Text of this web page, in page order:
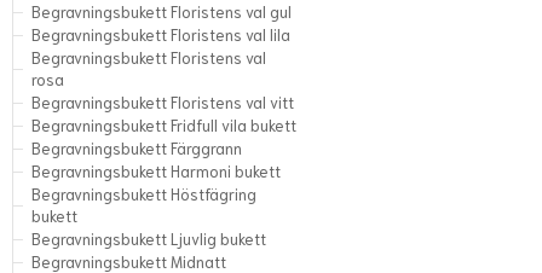
Begravningsbukett Floristens val gul
Begravningsbukett Floristens val lila
Begravningsbukett Floristens val
rosa
Begravningsbukett Floristens val vitt
Begravningsbukett Fridfull vila bukett
Begravningsbukett Färggrann
Begravningsbukett Harmoni bukett
Begravningsbukett Höstfägring
bukett
Begravningsbukett Ljuvlig bukett
Begravningsbukett Midnatt